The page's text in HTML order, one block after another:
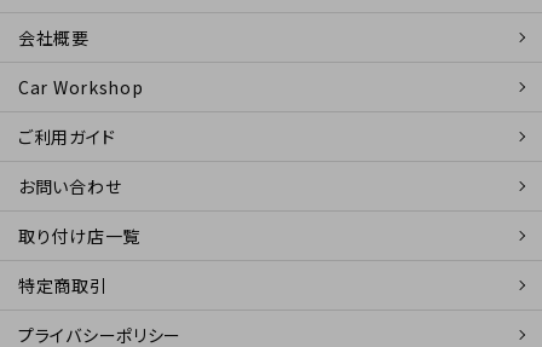
会社概要
Car Workshop
ご利用ガイド
お問い合わせ
取り付け店一覧
特定商取引
プライバシーポリシー